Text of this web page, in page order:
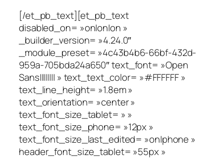
[/et_pb_text][et_pb_text
disabled_on= »on|on|on »
_builder_version= »4.24.0″
_module_preset= »4c43b4b6-66bf-432d-
959a-705bda24a650″ text_font= »Open
Sans|||||||| » text_text_color= »#FFFFFF »
text_line_height= »1.8em »
text_orientation= »center »
text_font_size_tablet= » »
text_font_size_phone= »12px »
text_font_size_last_edited= »on|phone »
header_font_size_tablet= »55px »